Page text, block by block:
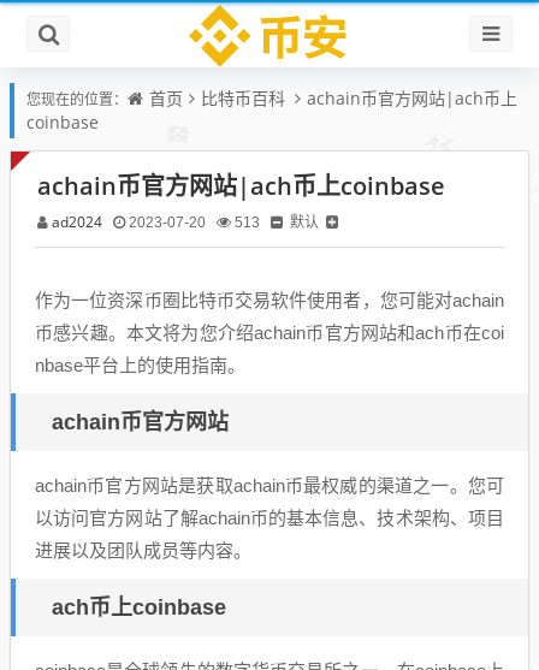
您现在的位置： 首页 比特币百科
achain币官方网站|ach币上
coinbase
achain币官方网站|ach币上coinbase
ad2024 2023-07-20 513 默认
作为一位资深币圈比特币交易软件使用者，您可能对achain
币感兴趣。本文将为您介绍achain币官方网站和ach币在coi
nbase平台上的使用指南。
achain币官方网站
achain币官方网站是获取achain币最权威的渠道之一。您可
以访问官方网站了解achain币的基本信息、技术架构、项目
进展以及团队成员等内容。
ach币上coinbase